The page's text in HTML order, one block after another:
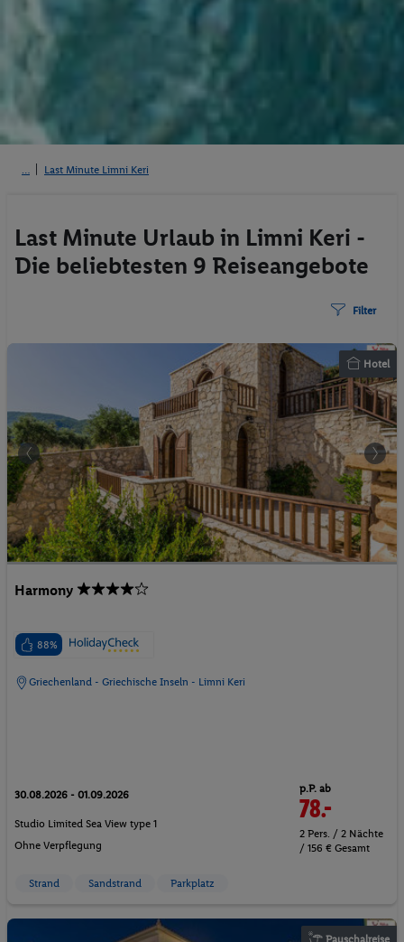
Last Minute Limni Keri
Last Minute Urlaub in Limni Keri -
Die beliebtesten 9 Reiseangebote
Filter
Hotel
Harmony
88%
Griechenland - Griechische Inseln - Limni Keri
30.08.2026 - 01.09.2026
Studio Limited Sea View type 1
Ohne Verpflegung
p.P. ab
78.-
2 Pers. / 2 Nächte
/ 156 € Gesamt
Strand Sandstrand Parkplatz
Pauschalreise